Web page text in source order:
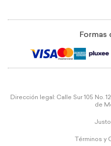
Formas
Dirección legal: Calle Sur 105 No.
de
Justo
Términos y